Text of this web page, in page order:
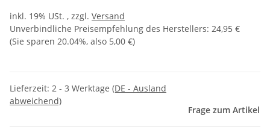
inkl. 19% USt. , zzgl. Versand
Unverbindliche Preisempfehlung des Herstellers: 24,95 €
(Sie sparen 20.04%, also 5,00 €)
Lieferzeit: 2 - 3 Werktage (DE - Ausland
abweichend)
Frage zum Artikel